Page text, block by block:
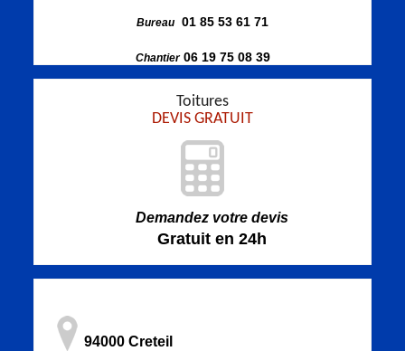
Bureau 01 85 53 61 71
Chantier06 19 75 08 39
Toitures
DEVIS GRATUIT
Demandez votre devis
Gratuit en 24h
94000 Creteil